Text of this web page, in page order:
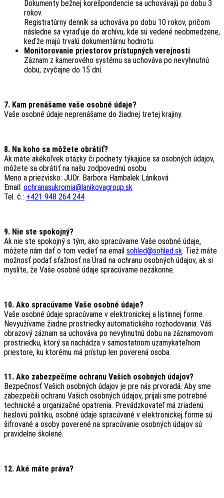
Dokumenty bežnej korešpondencie sa uchovávajú po dobu 3
rokov.
Registratúrny denník sa uchováva po dobu 10 rokov, pričom
následne sa vyraďuje do archívu, kde sú vedené neobmedzene,
keďže majú trvalú dokumentárnu hodnotu.
Monitorovanie priestorov prístupných verejnosti
Záznam z kamerového systému sa uchováva po nevyhnutnú
dobu, zvyčajne do 15 dní.
7. Kam prenášame vaše osobné údaje?
Vaše osobné údaje neprenášame do žiadnej tretej krajiny.
8. Na koho sa môžete obrátiť?
Ak máte akékoľvek otázky či podnety týkajúce sa osobných údajov,
môžete sa obrátiť na našu zodpovednú osobu
Meno a priezvisko: JUDr. Barbora Hambalek Lániková
Email: ochranasukromia@lanikovagroup.sk
Tel. č.: +421 948 264 244
9. Nie ste spokojný?
Ak nie ste spokojný s tým, ako spracúvame Vaše osobné údaje,
môžete nám dať o tom vedieť na email sohled@sohled.sk. Tiež máte
možnosť podať sťažnosť na Úrad na ochranu osobných údajov, ak si
myslíte, že Vaše osobné údaje spracúvame nezákonne.
10. Ako spracúvame Vaše osobné údaje?
Vaše osobné údaje spracúvame v elektronickej a listinnej forme.
Nevyužívame žiadne prostriedky automatického rozhodovania. Váš
obrazový záznam sa uchováva po nevyhnutnú dobu na záznamovom
prostriedku, ktorý sa nachádza v samostatnom uzamykateľnom
priestore, ku ktorému má prístup len poverená osoba.
11. Ako zabezpečíme ochranu Vašich osobných údajov?
Bezpečnosť Vašich osobných údajov je pre nás prvoradá. Aby sme
zabezpečili ochranu Vašich osobných údajov, prijali sme potrebné
technické a organizačné opatrenia. Prevádzkovateľ má zriadenú
heslovú politiku, osobné údaje spracúvané v elektronickej forme sú
šifrované a osoby poverené na spracúvanie osobných údajov sú
pravidelne školené.
12. Aké máte práva?